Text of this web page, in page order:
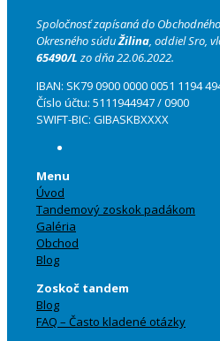
Spoločnosť zapísaná do
Okresného súduŽilina, oddiel Sro,
65490/L zo dňa 22.06.2022.
IBAN: SK79 0900 0000 0051 1194
Číslo účtu: 5111944947 / 0900
SWIFT-BIC: GIBASKBXXXX
Menu
Úvod
Tandemový zoskok padákom
Galéria
Obchod
Blog
Zoskoč tandem
Blog
FAQ – Často kladené otázky